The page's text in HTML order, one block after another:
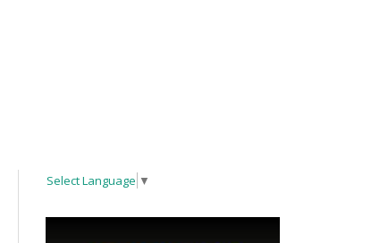
Select Language ▼